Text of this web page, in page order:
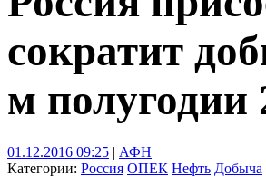
сократит
м полугодии
01.12.2016 09:25 | АФН
Категории: Россия ОПЕК Нефть Добыча